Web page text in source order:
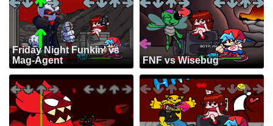
Friday Night Funkin' vs
Mag-Agent
FNF vs Wisebug